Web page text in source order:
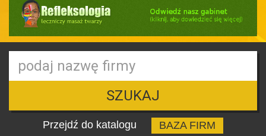
SZUKAJ
Przejdź do katalogu
BAZA FIRM